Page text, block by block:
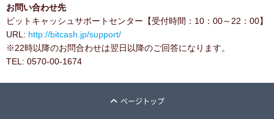
お問い合わせ先
ビットキャッシュサポートセンター【受付時間：10：00～22：00】
URL: http://bitcash.jp/support/
※22時以降のお問合わせは翌日以降のご回答になります。
TEL: 0570-00-1674
ページトップ